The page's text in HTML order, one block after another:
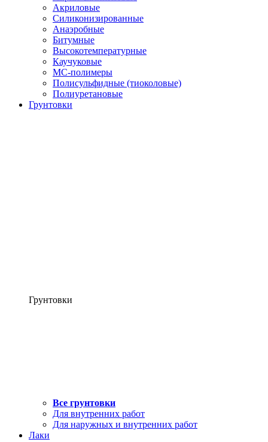
Акриловые
Силиконизированные
Анаэробные
Битумные
Высокотемпературные
Каучуковые
МС-полимеры
Полисульфидные (тиоколовые)
Полиуретановые
Грунтовки
Грунтовки
Все грунтовки
Для внутренних работ
Для наружных и внутренних работ
Лаки